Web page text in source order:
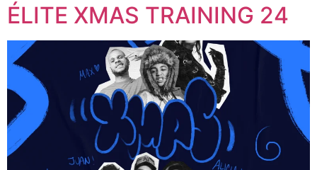
ÉLITE XMAS TRAINING 24